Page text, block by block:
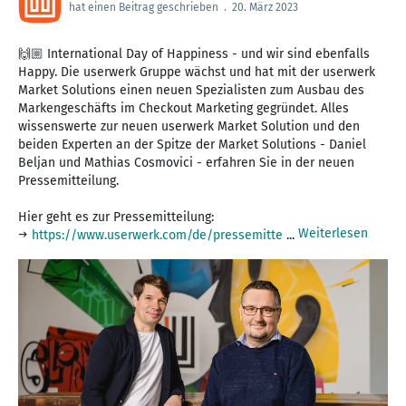
hat einen Beitrag geschrieben . 20. März 2023
🙌🏼 International Day of Happiness - und wir sind ebenfalls
Happy. Die userwerk Gruppe wächst und hat mit der userwerk
Market Solutions einen neuen Spezialisten zum Ausbau des
Markengeschäfts im Checkout Marketing gegründet. Alles
wissenswerte zur neuen userwerk Market Solution und den
beiden Experten an der Spitze der Market Solutions - Daniel
Beljan und Mathias Cosmovici - erfahren Sie in der neuen
Pressemitteilung.
Hier geht es zur Pressemitteilung:
→ https://www.userwerk.com/de/pressemitte ... Weiterlesen